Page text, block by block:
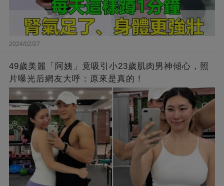
2024/02/27
49歲美麗「阿姨」竟吸引小23歲肌肉男神傾心，照
片曝光后網友大呼：原來是真的！